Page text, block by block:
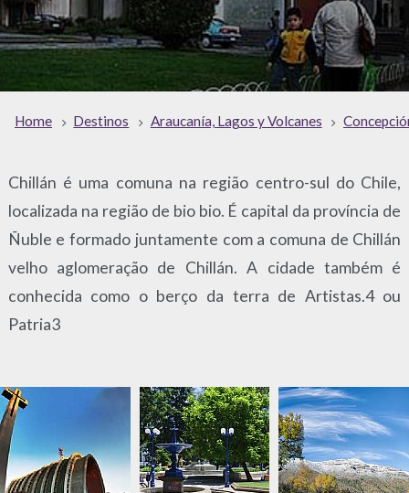
Home Destinos Araucanía, Lagos y Volcanes
Chillán é uma comuna na região centro-sul do Chile,
localizada na região de bio bio. É capital da província de
Ñuble e formado juntamente com a comuna de Chillán
velho aglomeração de Chillán. A cidade também é
conhecida como o berço da terra de Artistas.4 ou
Patria3